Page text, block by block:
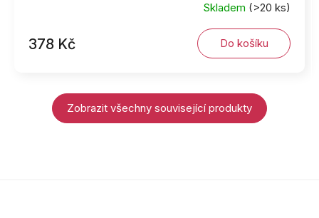
Skladem (>20 ks)
378 Kč Do košíku
Zobrazit všechny související produkty